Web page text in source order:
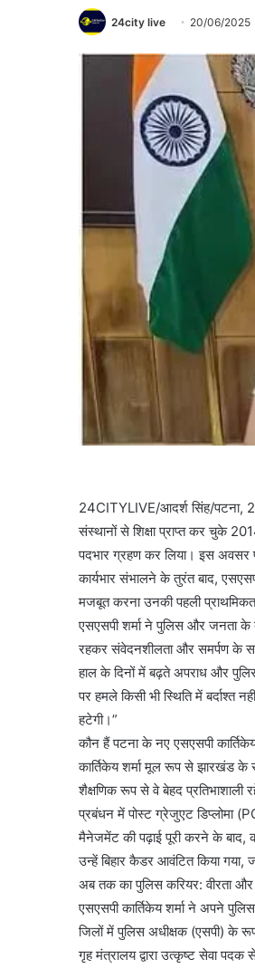
24city live 20/06/2025
24CITYLIVE/आदर्श सिंह/पटना,
संस्थानों से शिक्षा प्राप्त कर चुके
पदभार ग्रहण कर लिया। इस अवसर
कार्यभार संभालने के तुरंत बाद,
मजबूत करना उनकी पहली
एसएसपी शर्मा ने पुलिस और जनता के
रहकर संवेदनशीलता और समर्पण के
हाल के दिनों में बढ़ते अपराध और
पर हमले किसी भी स्थिति में बर्दाश्त
हटेगी।”
कौन हैं पटना के नए एसएसपी कार्तिकेय
कार्तिकेय शर्मा मूल रूप से झारखंड के
शैक्षणिक रूप से वे बेहद
प्रबंधन में पोस्ट ग्रेजुएट डिप्लोमा
मैनेजमेंट की पढ़ाई पूरी करने के बाद,
उन्हें बिहार कैडर आवंटित किया
अब तक का पुलिस करियर: वीरता और
एसएसपी कार्तिकेय शर्मा ने अपने
जिलों में पुलिस अधीक्षक (एसपी) के
गृह मंत्रालय द्वारा उत्कृष्ट सेवा पदक